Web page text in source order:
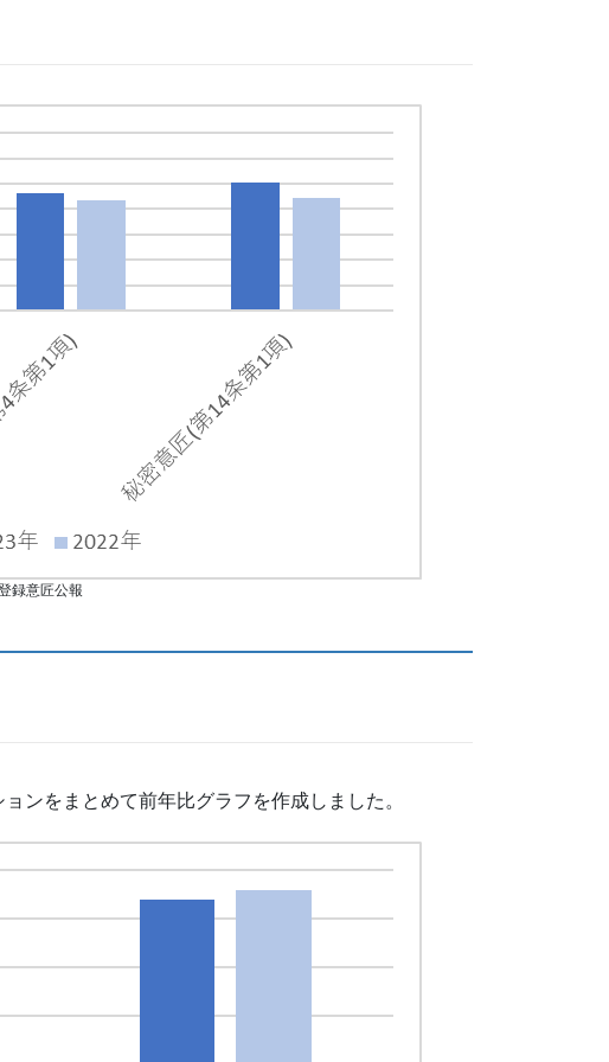
録意匠公報
ンをまとめて前年比グラフを作成しました。